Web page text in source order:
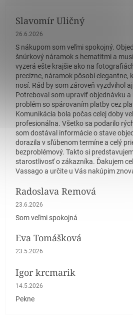
Slavomír Uličný
Hodnotenie obchodu je 5 z 5
26.6.2026
S nákupom som veľmi spokojný.
šnúrkový náramok s hematitmi a
vyzerá ešte krajšie ako na
precízne, náramok pôsobí elegantne,
nosí. Rád by som zároveň vyzdvihol
Potreboval som upraviť objednávku a
problém so spárovaním platby cez
Komunikácia bola počas celej doby
profesionálna. Všetko sa podarilo
som dostával informácie o stave
dorazila v sľúbenom termíne a celý
bezproblémový. Takto si
starostlivosť o zákazníka. Ďakujem
Vassago a určite u Vás nakúpim
Radoslava Remová
Hodnotenie obchodu je 5 z 5
23.6.2026
Som veľmi spokojná
Eva Tomášková
Hodnotenie obchodu je 5 z 5
23.5.2026
Igor krcmarik
Hodnotenie obchodu je 5 z 5
14.5.2026
Pekne